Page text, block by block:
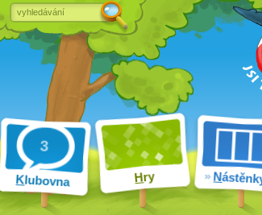
Klubovna Hry N